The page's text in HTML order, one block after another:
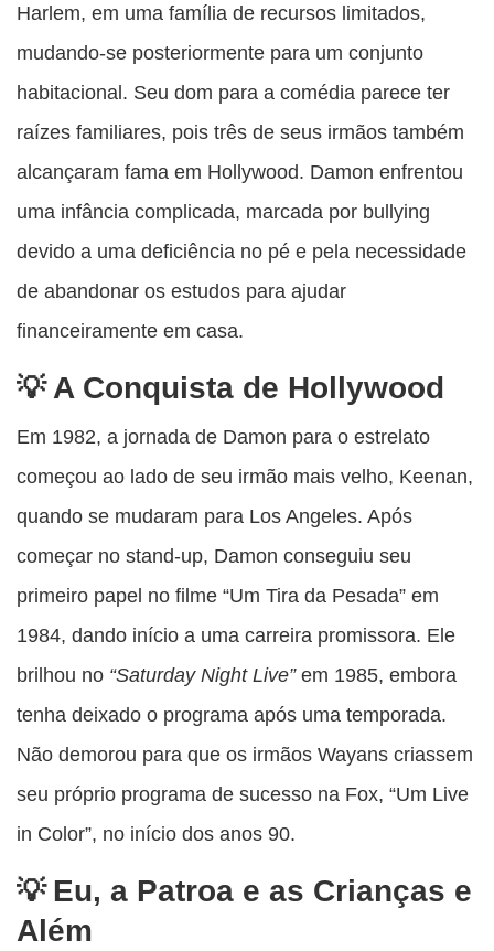
Harlem, em uma família de recursos limitados,
mudando-se posteriormente para um conjunto
habitacional. Seu dom para a comédia parece ter
raízes familiares, pois três de seus irmãos também
alcançaram fama em Hollywood. Damon enfrentou
uma infância complicada, marcada por bullying
devido a uma deficiência no pé e pela necessidade
de abandonar os estudos para ajudar
financeiramente em casa.
A Conquista de Hollywood
Em 1982, a jornada de Damon para o estrelato
começou ao lado de seu irmão mais velho, Keenan,
quando se mudaram para Los Angeles. Após
começar no stand-up, Damon conseguiu seu
primeiro papel no filme “Um Tira da Pesada” em
1984, dando início a uma carreira promissora. Ele
brilhou no “Saturday Night Live”em 1985, embora
tenha deixado o programa após uma temporada.
Não demorou para que os irmãos Wayans criassem
seu próprio programa de sucesso na Fox, “Um Live
in Color”, no início dos anos 90.
Eu, a Patroa e as Crianças e
Além